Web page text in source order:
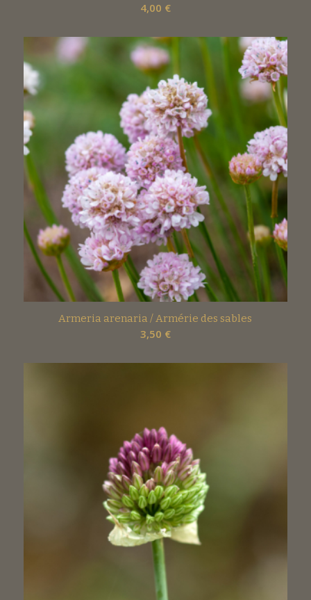
4,00 €
Armeria arenaria / Armérie des sables
3,50 €